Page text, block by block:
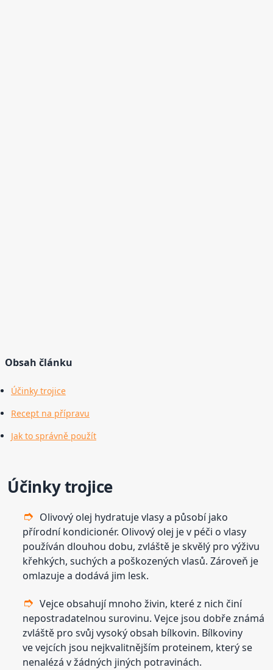
Obsah článku
Účinky trojice
Recept na přípravu
Jak to správně použít
Účinky trojice
Olivový olej hydratuje vlasy a působí jako
přírodní kondicionér. Olivový olej je v péči o vlasy
používán dlouhou dobu, zvláště je skvělý pro výživu
křehkých, suchých a poškozených vlasů. Zároveň je
omlazuje a dodává jim lesk.
Vejce obsahují mnoho živin, které z nich činí
nepostradatelnou surovinu. Vejce jsou dobře známá
zvláště pro svůj vysoký obsah bílkovin. Bílkoviny
ve vejcích jsou nejkvalitnějším proteinem, který se
nenalézá v žádných jiných potravinách.